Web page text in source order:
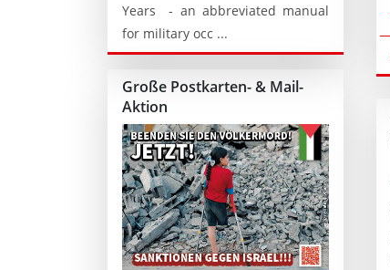
Years - an abbreviated manual
for military occ ...
Große Postkarten- & Mail-
Aktion